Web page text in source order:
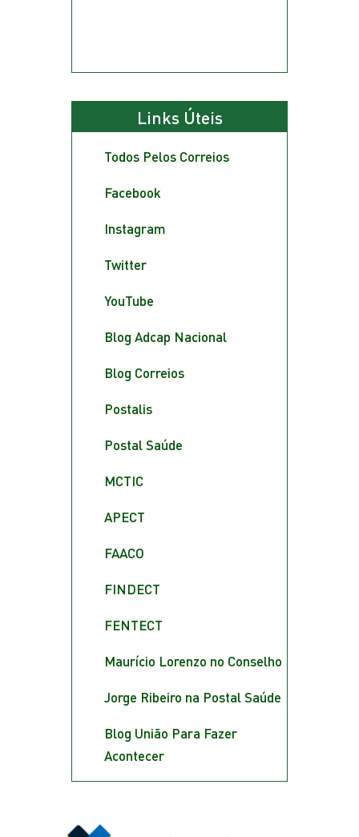
Links Úteis
Todos Pelos Correios
Facebook
Instagram
Twitter
YouTube
Blog Adcap Nacional
Blog Correios
Postalis
Postal Saúde
MCTIC
APECT
FAACO
FINDECT
FENTECT
Maurício Lorenzo no Conselho
Jorge Ribeiro na Postal Saúde
Blog União Para Fazer
Acontecer